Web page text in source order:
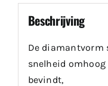
Beschrijving
De diamantvorm
snelheid
bevindt,